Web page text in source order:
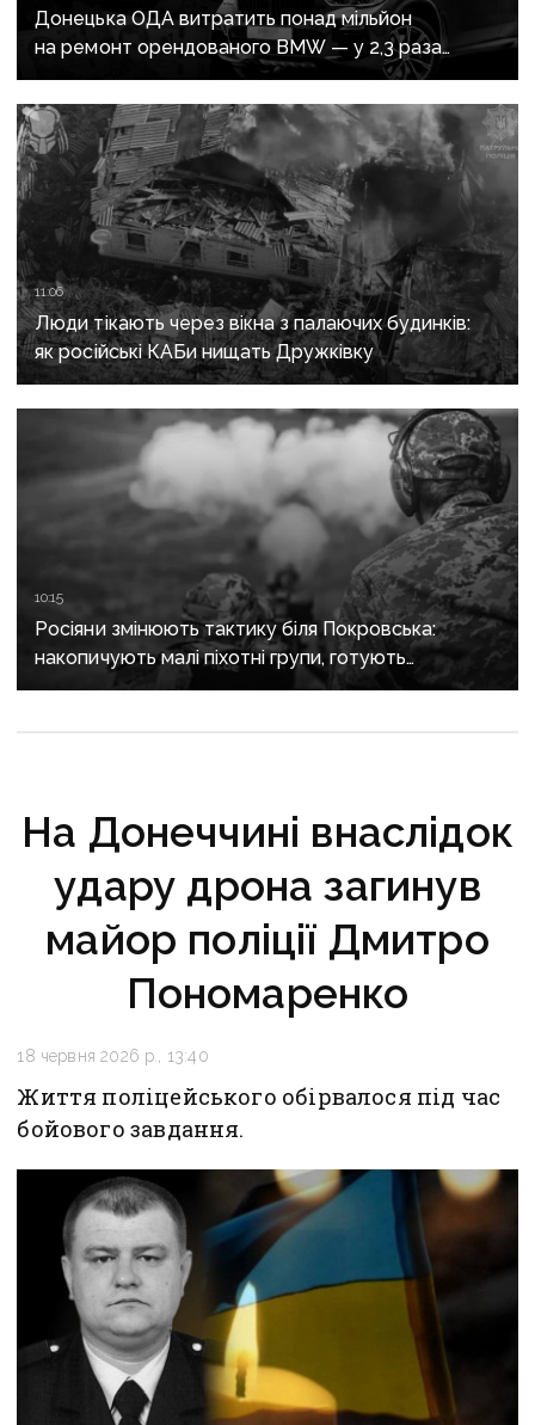
Донецька ОДА витратить понад мільйон
на ремонт орендованого BMW — у 2,3 раза
дорожче за його залишкову вартість
11:06
Люди тікають через вікна з палаючих будинків:
як російські КАБи нищать Дружківку
10:15
Росіяни змінюють тактику біля Покровська:
накопичують малі піхотні групи, готують
бронештурми та намагаються перерізати
На Донеччині внаслідок
удару дрона загинув
майор поліції Дмитро
Пономаренко
18 червня 2026 р., 13:40
Життя поліцейського обірвалося під час
бойового завдання.